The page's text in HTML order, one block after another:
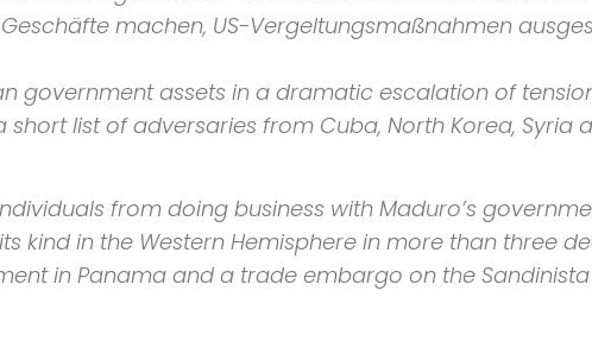
machen, US-Vergeltungsmaßnahmen
government assets in a dramatic escalation of
list of adversaries from Cuba, North Korea, Syria
from doing business with Maduro’s
kind in the Western Hemisphere in more than three
in Panama and a trade embargo on the